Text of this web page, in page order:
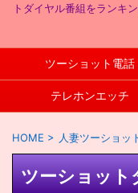
トダイヤル番組をランキ
ツーショット電話
テレホンエッチ
HOME > 人妻ツーショッ
ツーショット